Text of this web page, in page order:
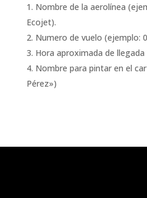
Nombre de la aerolínea
Ecojet).
Numero de vuelo (ejemplo:
Hora aproximada de
Nombre para pintar en el
Pérez»)